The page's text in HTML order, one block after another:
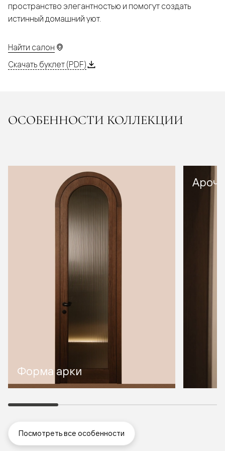
пространство элегантностью и помогут создать
истинный домашний уют.
Найти салон
Скачать буклет (PDF)
ОСОБЕННОСТИ КОЛЛЕКЦИИ
Форма арки
Посмотреть все особенности